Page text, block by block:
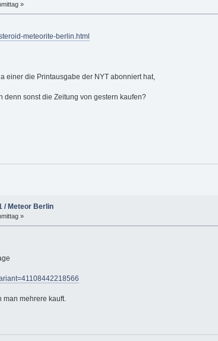
»
meteorite-berlin.html
einer die Printausgabe der NYT abonniert hat,
denn sonst die Zeitung von gestern kaufen?
/ Meteor Berlin
»
man mehrere kauft.